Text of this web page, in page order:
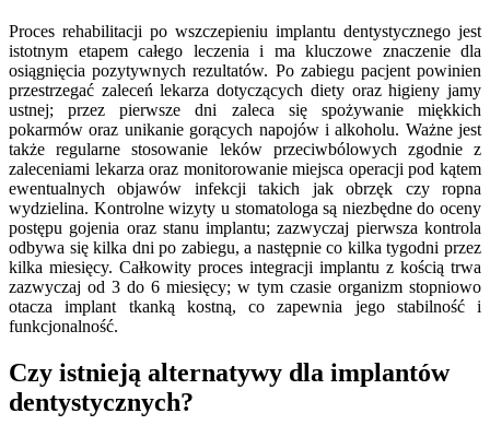
Proces rehabilitacji po wszczepieniu implantu dentystycznego jest
istotnym etapem całego leczenia i ma kluczowe znaczenie dla
osiągnięcia pozytywnych rezultatów. Po zabiegu pacjent powinien
przestrzegać zaleceń lekarza dotyczących diety oraz higieny jamy
ustnej; przez pierwsze dni zaleca się spożywanie miękkich
pokarmów oraz unikanie gorących napojów i alkoholu. Ważne jest
także regularne stosowanie leków przeciwbólowych zgodnie z
zaleceniami lekarza oraz monitorowanie miejsca operacji pod kątem
ewentualnych objawów infekcji takich jak obrzęk czy ropna
wydzielina. Kontrolne wizyty u stomatologa są niezbędne do oceny
postępu gojenia oraz stanu implantu; zazwyczaj pierwsza kontrola
odbywa się kilka dni po zabiegu, a następnie co kilka tygodni przez
kilka miesięcy. Całkowity proces integracji implantu z kością trwa
zazwyczaj od 3 do 6 miesięcy; w tym czasie organizm stopniowo
otacza implant tkanką kostną, co zapewnia jego stabilność i
funkcjonalność.
Czy istnieją alternatywy dla implantów
dentystycznych?